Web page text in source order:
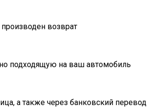
возврат
подходящую на ваш автомобиль
а также через банковский перевод